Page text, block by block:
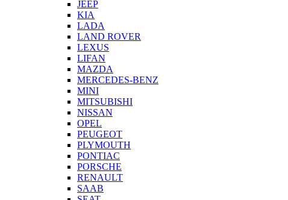
JEEP
KIA
LADA
LAND ROVER
LEXUS
LIFAN
MAZDA
MERCEDES-BENZ
MINI
MITSUBISHI
NISSAN
OPEL
PEUGEOT
PLYMOUTH
PONTIAC
PORSCHE
RENAULT
SAAB